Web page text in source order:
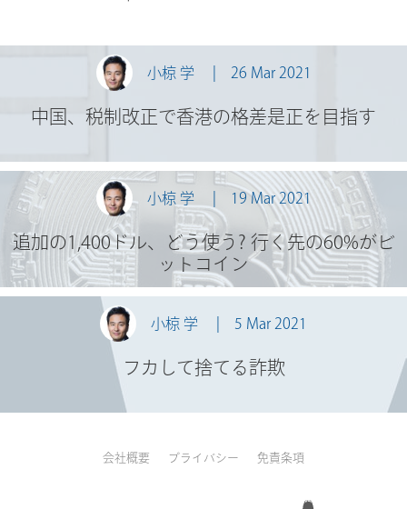
小椋 学 26 Mar 2021
中国、税制改正で香港の格差是正を目指す
小椋 学 19 Mar 2021
追加の1,400ドル、どう使う? 行く先の60%がビ
ットコイン
小椋 学 5 Mar 2021
フカして捨てる詐欺
会社概要 プライバシー 免責条項